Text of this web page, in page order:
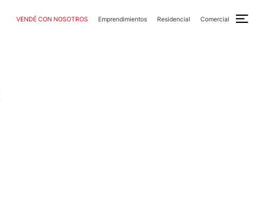
VENDÉ CON NOSOTROS Emprendimientos Residencial Comercial